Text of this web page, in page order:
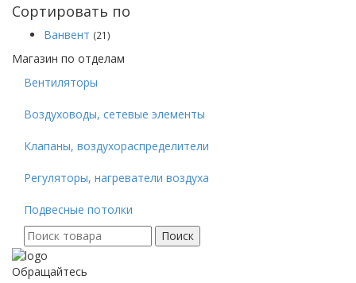
Сортировать по
Ванвент (21)
Магазин по отделам
Вентиляторы
Воздуховоды, сетевые элементы
Клапаны, воздухораспределители
Регуляторы, нагреватели воздуха
Подвесные потолки
Поиск
для:
Поиск
Обращайтесь